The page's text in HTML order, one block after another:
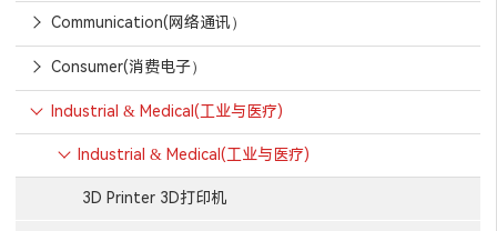
Communication(网络通讯）
Consumer(消费电子）
Industrial & Medical(工业与医疗)
Industrial & Medical(工业与医疗)
3D Printer 3D打印机